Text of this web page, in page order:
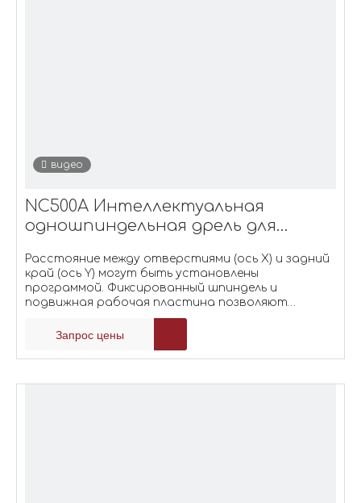
видео
NC500A Интеллектуальная
одношпиндельная дрель для
управлением
Расстояние между отверстиями (ось X) и задний
край (ось Y) могут быть установлены
программой. Фиксированный шпиндель и
подвижная рабочая пластина позволяют
быстро сверлить несколько отверстий и
нестандартное расстояние между
отверстиями. Максимальная высота стопки
(толщина сверления) до 50 мм, диаметр сверла
Запрос цены